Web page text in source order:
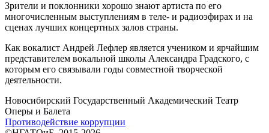
Зрители и поклонники хорошо знают артиста по его
многочисленным выступлениям в теле- и радиоэфирах и на
сценах лучших концертных залов страны.
Как вокалист Андрей Лефлер является учеником и ярчайшим
представителем вокальной школы Александра Градского, с
которым его связывали годы совместной творческой
деятельности.
Новосибирский Государственный Академический Театр
Оперы и Балета
Противодействие коррупции